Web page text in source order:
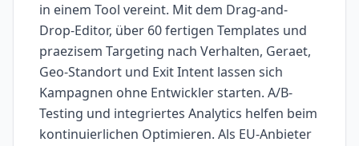
in einem Tool vereint. Mit dem Drag-and-
Drop-Editor, über 60 fertigen Templates und
praezisem Targeting nach Verhalten, Geraet,
Geo-Standort und Exit Intent lassen sich
Kampagnen ohne Entwickler starten. A/B-
Testing und integriertes Analytics helfen beim
kontinuierlichen Optimieren. Als EU-Anbieter